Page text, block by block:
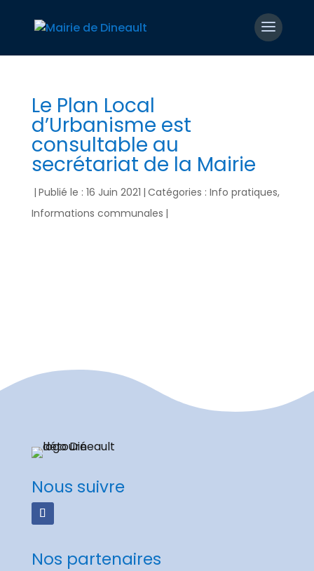
Le Plan Local
d’Urbanisme est
consultable au
secrétariat de la Mairie
| Publié le : 16 Juin 2021 | Catégories : Info pratiques,
Informations communales |
Nous suivre
Nos partenaires